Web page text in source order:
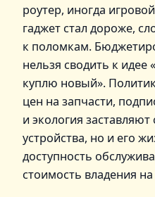
роутер, иногда
гаджет стал дороже,
к поломкам.
нельзя сводить к идее
куплю новый».
цен на запчасти,
и экология
устройства, но и его
доступность
стоимость владения